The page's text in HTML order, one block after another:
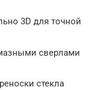
3D для точной
сверлами
стекла